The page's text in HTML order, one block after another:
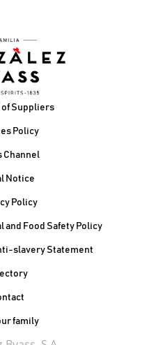
Suppliers
Policy
Channel
Notice
Policy
and Food Safety Policy
slavery Statement
Pie de página
family